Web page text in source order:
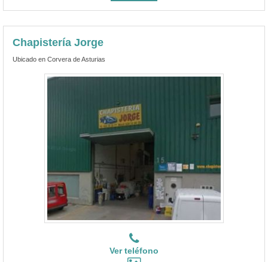
Chapistería Jorge
Ubicado en Corvera de Asturias
Ver teléfono